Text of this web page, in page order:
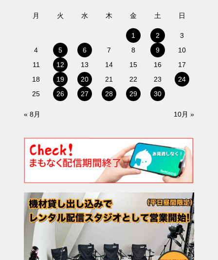
月 火 水 木 金 土 日
1 2
3
4
5 6 7 8 9
10
11
12 13 14 15 16
17
18
19 20 21 22 23
24
25
26 27 28 29 30
« 8月 10月 »